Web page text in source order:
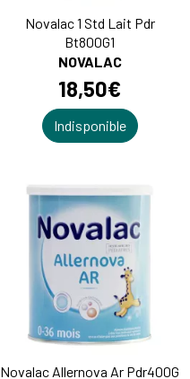
Novalac 1 Std Lait Pdr
Bt800G1
NOVALAC
18,50€
Indisponible
Novalac Allernova Ar Pdr400G